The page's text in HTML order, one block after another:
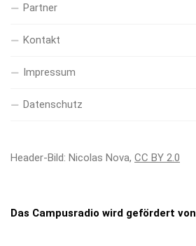
Partner
Kontakt
Impressum
Datenschutz
Header-Bild: Nicolas Nova, CC BY 2.0
Das Campusradio wird gefördert von